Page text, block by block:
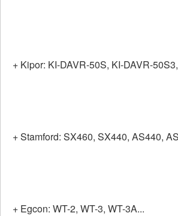
+ Kipor: KI-DAVR-50S, KI-DAVR-
+ Stamford: SX460, SX440, AS440,
+ Egcon: WT-2, WT-3, WT-3A...